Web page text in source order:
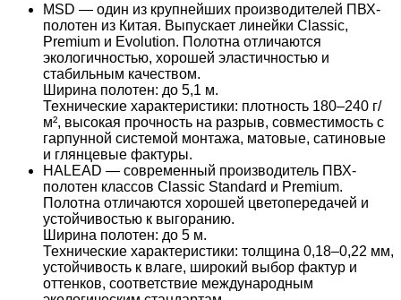
MSD — один из крупнейших производителей ПВХ-
полотен из Китая. Выпускает линейки Classic,
Premium и Evolution. Полотна отличаются
экологичностью, хорошей эластичностью и
стабильным качеством.
Ширина полотен: до 5,1 м.
Технические характеристики: плотность 180–240 г/
м², высокая прочность на разрыв, совместимость с
гарпунной системой монтажа, матовые, сатиновые
и глянцевые фактуры.
HALEAD — современный производитель ПВХ-
полотен классов Classic Standard и Premium.
Полотна отличаются хорошей цветопередачей и
устойчивостью к выгоранию.
Ширина полотен: до 5 м.
Технические характеристики: толщина 0,18–0,22 мм,
устойчивость к влаге, широкий выбор фактур и
оттенков, соответствие международным